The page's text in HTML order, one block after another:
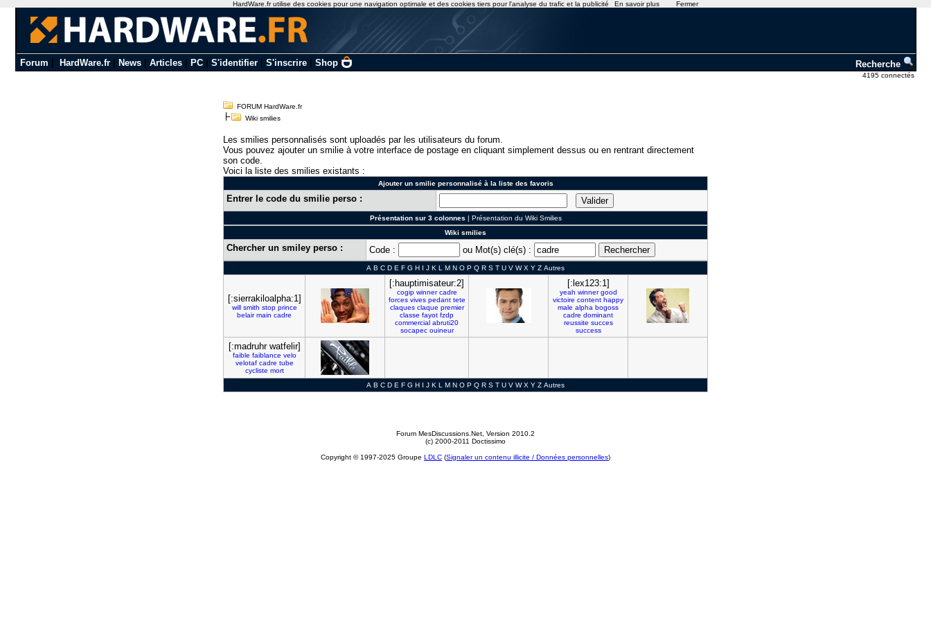
Forum HardWare.fr| News| Articles| PC| S'identifier| S'inscrire| Shop Recherche
4195 connectés
FORUM HardWare.fr
Wiki smilies
Les smilies personnalisés sont uploadés par les utilisateurs du forum.
Vous pouvez ajouter un smilie à votre interface de postage en cliquant simplement dessus ou en rentrant directement
son code.
Voici la liste des smilies existants :
Ajouter un smilie personnalisé à la liste des favoris
Entrer le code du smilie perso :
Présentation sur 3 colonnes | Présentation du Wiki Smilies
Wiki smilies
Chercher un smiley perso : Code : ou Mot(s) clé(s) :
A B C D E F G H I J K L M N O P Q R S T U V W X Y Z Autres
[:sierrakiloalpha:1]
will smith stop prince
belair main cadre
[:hauptimisateur:2]
cogip winner cadre
forces vives pedant tete
claques claque premier
classe fayot fzdp
commercial abruti20
socapec ouineur
[:lex123:1]
yeah winner good
victoire content happy
male alpha bogoss
cadre dominant
reussite succes
success
[:madruhr watfelir]
faible faiblance velo
velotaf cadre tube
cycliste mort
A B C D E F G H I J K L M N O P Q R S T U V W X Y Z Autres
Forum MesDiscussions.Net , Version 2010.2
(c) 2000-2011 Doctissimo
Copyright © 1997-2025 Groupe LDLC (Signaler un contenu illicite / Données personnelles)
HardWare.fr utilise des cookies pour une navigation optimale et des cookies tiers pour l'analyse du trafic et la publicité En savoir plus Fermer